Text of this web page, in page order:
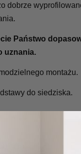
dobrze
Państwo
uznania.
montażu.
do siedziska.
cm